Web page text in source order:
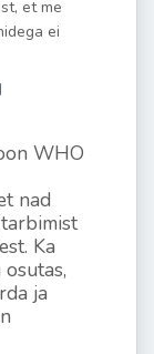
et me
ei
WHO
nad
Ka
ja